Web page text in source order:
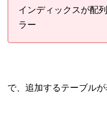
インディックスが配
ラー
で、追加するテーブルが